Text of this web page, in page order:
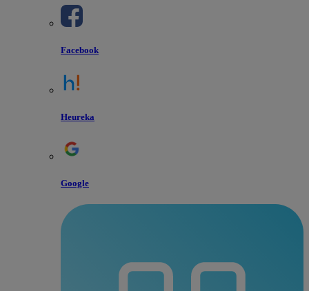
Facebook
Heureka
Google